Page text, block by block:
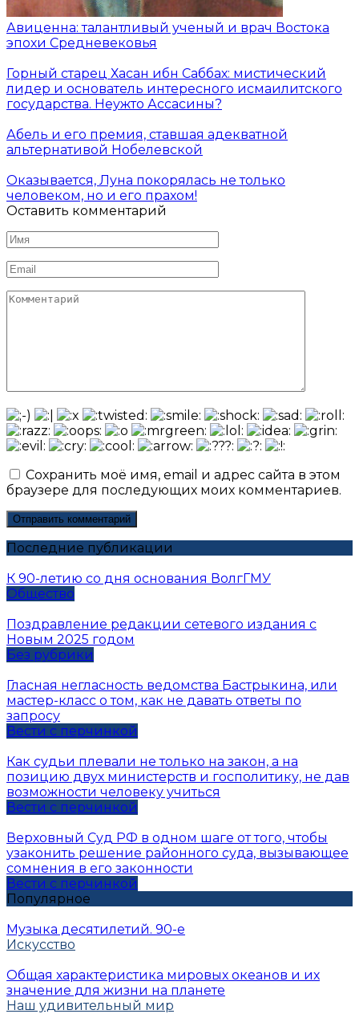
Авиценна: талантливый ученый и врач Востока
эпохи Средневековья
Горный старец Хасан ибн Саббах: мистический
лидер и основатель интересного исмаилитского
государства. Неужто Ассасины?
Абель и его премия, ставшая адекватной
альтернативой Нобелевской
Оказывается, Луна покорялась не только
человеком, но и его прахом!
Оставить комментарий
Имя
*
Email
*
Комментарий
Сохранить моё имя, email и адрес сайта в этом
браузере для последующих моих комментариев.
Последние публикации
К 90-летию со дня основания ВолгГМУ
Общество
Поздравление редакции сетевого издания с
Новым 2025 годом
Без рубрики
Гласная негласность ведомства Бастрыкина, или
мастер-класс о том, как не давать ответы по
запросу
Вести с перчинкой
Как судьи плевали не только на закон, а на
позицию двух министерств и госполитику, не дав
возможности человеку учиться
Вести с перчинкой
Верховный Суд РФ в одном шаге от того, чтобы
узаконить решение районного суда, вызывающее
сомнения в его законности
Вести с перчинкой
Популярное
Музыка десятилетий. 90-е
Искусство
Общая характеристика мировых океанов и их
значение для жизни на планете
Наш удивительный мир